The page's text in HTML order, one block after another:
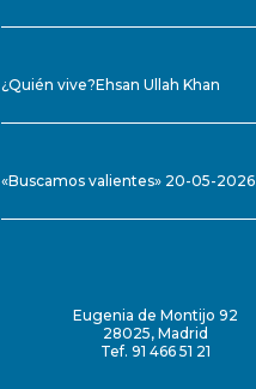
¿Quién vive?Ehsan Ullah Khan
«Buscamos valientes» 20-05-2026
Eugenia de Montijo 92
28025, Madrid
Tef. 91 466 51 21